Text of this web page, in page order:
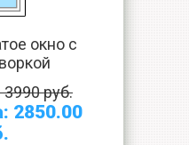
окно с
3990 руб.
2850.00